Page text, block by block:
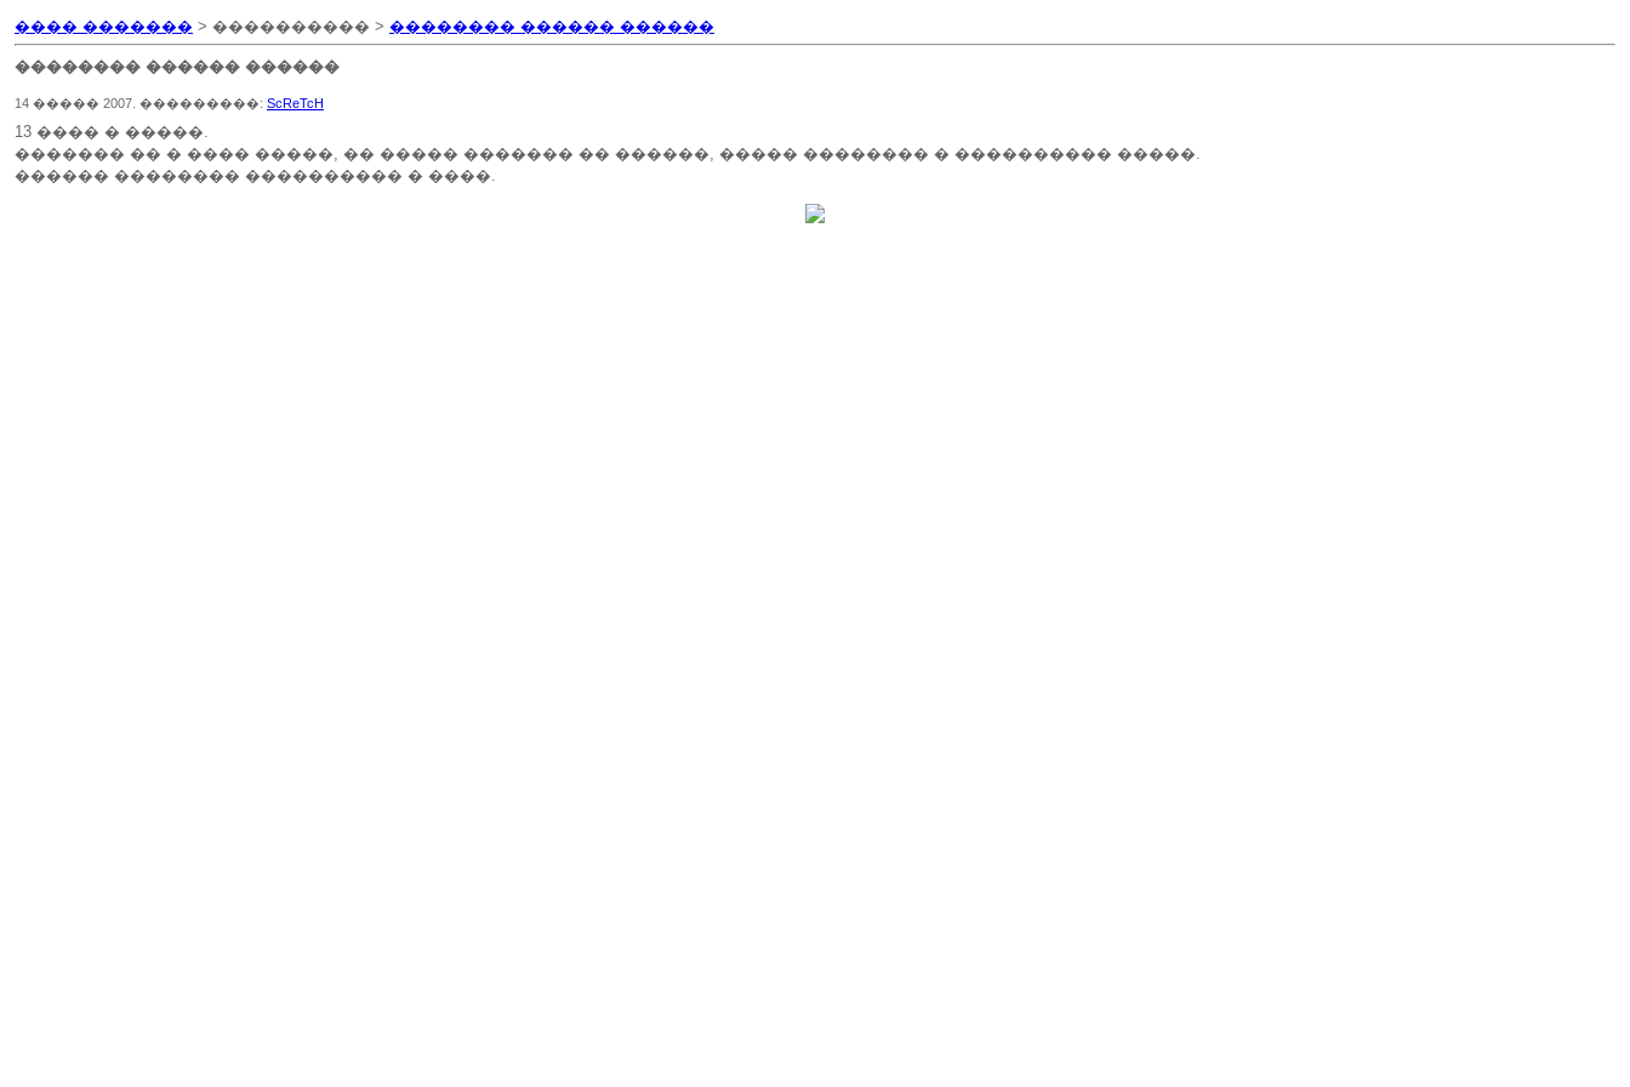
���� ������� > ���������� > �������� ������ ������
�������� ������ ������
14 ����� 2007. ���������: ScReTcH
13 ���� � �����.
������� �� � ���� �����, �� ����� ������� �� ������, ����� �������� � ���������� �����.
������ �������� ���������� � ����.